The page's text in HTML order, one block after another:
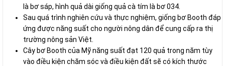
là bơ sáp, hình quả dài giống quả cà tím là bơ 034.
Sau quá trình nghiên cứu và thực nghiệm, giống bơ Booth đáp
ứng được năng suất cho người nông dân để cung cấp ra thị
trường nông sản Việt.
Cây bơ Booth của Mỹ năng suất đạt 120 quả trong năm tùy
vào điều kiện chăm sóc và điều kiện đất sẽ có kích thước